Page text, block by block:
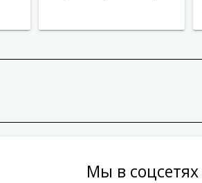
Мы в соцсетях